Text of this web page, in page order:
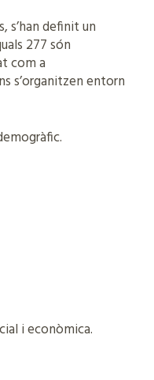
s’han definit un
277 són
com a
s’organitzen entorn
i econòmica.